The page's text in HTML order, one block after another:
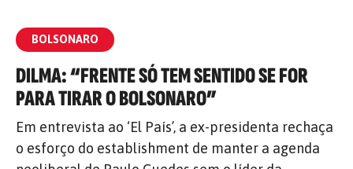
BOLSONARO
DILMA: “FRENTE SÓ TEM SENTIDO SE FOR
PARA TIRAR O BOLSONARO”
Em entrevista ao ‘El País’, a ex-presidenta rechaça
o esforço do establishment de manter a agenda